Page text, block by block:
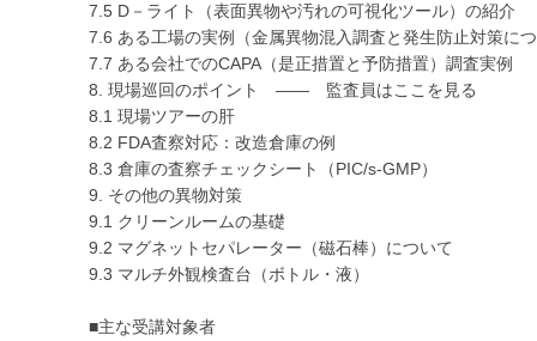
7.5 D－ライト（表面異物や汚れの可視化ツール）の紹介
7.6 ある工場の実例（金属異物混入調査と発生防止対策に
7.7 ある会社でのCAPA（是正措置と予防措置）調査実例
8. 現場巡回のポイント ―― 監査員はここを見る
8.1 現場ツアーの肝
8.2 FDA査察対応：改造倉庫の例
8.3 倉庫の査察チェックシート（PIC/s‐GMP）
9. その他の異物対策
9.1 クリーンルームの基礎
9.2 マグネットセパレーター（磁石棒）について
9.3 マルチ外観検査台（ボトル・液）
■主な受講対象者